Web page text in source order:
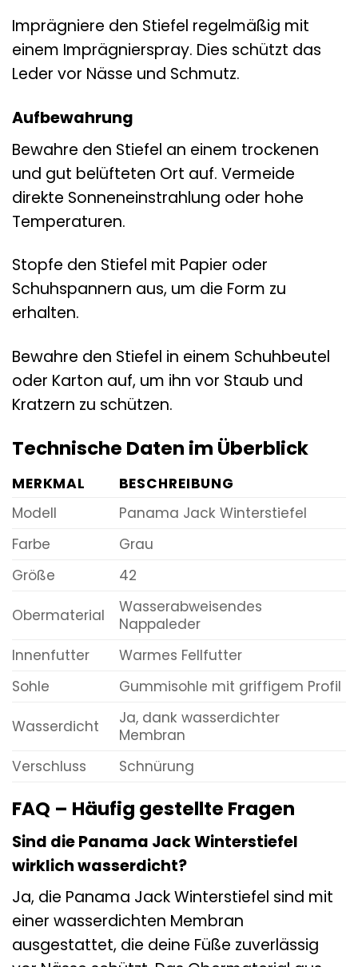
Imprägniere den Stiefel regelmäßig mit
einem Imprägnierspray. Dies schützt das
Leder vor Nässe und Schmutz.
Aufbewahrung
Bewahre den Stiefel an einem trockenen
und gut belüfteten Ort auf. Vermeide
direkte Sonneneinstrahlung oder hohe
Temperaturen.
Stopfe den Stiefel mit Papier oder
Schuhspannern aus, um die Form zu
erhalten.
Bewahre den Stiefel in einem Schuhbeutel
oder Karton auf, um ihn vor Staub und
Kratzern zu schützen.
Technische Daten im Überblick
MERKMAL
BESCHREIBUNG
Modell
Panama Jack Winterstiefel
Farbe
Grau
Größe
42
Obermaterial
Wasserabweisendes
Nappaleder
Innenfutter
Warmes Fellfutter
Sohle
Gummisohle mit griffigem Profil
Wasserdicht
Ja, dank wasserdichter
Membran
Verschluss
Schnürung
FAQ – Häufig gestellte Fragen
Sind die Panama Jack Winterstiefel
wirklich wasserdicht?
Ja, die Panama Jack Winterstiefel sind mit
einer wasserdichten Membran
ausgestattet, die deine Füße zuverlässig